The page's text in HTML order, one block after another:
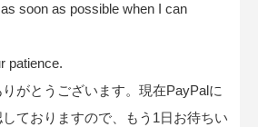
soon as possible when I can
patience.
りがとうございます。現在PayPalに
ておりますので、もう1日お待ちい